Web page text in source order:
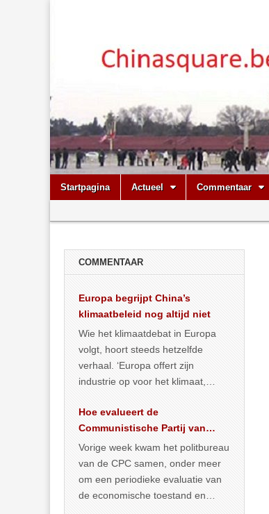
Main
menu
Skip
Startpagina Actueel Commentaar
menu
COMMENTAAR
Europa begrijpt China’s
klimaatbeleid nog altijd niet
Wie het klimaatdebat in Europa
volgt, hoort steeds hetzelfde
verhaal. ‘Europa offert zijn
industrie op voor het klimaat,
vergroening… >> lees meer
Hoe evalueert de
Communistische Partij van
China de economische
situatie?
Vorige week kwam het politbureau
van de CPC samen, onder meer
om een periodieke evaluatie van
de economische toestand en